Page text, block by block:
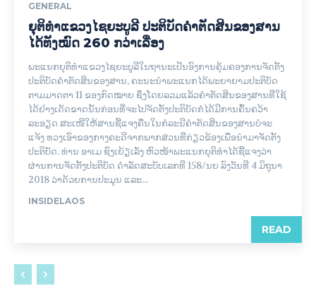
GENERAL
ຍຸຕິທຳແຂວງໄຊຍະບູລີ ປະຕິບັດຄຳຕັດສິນຂອງສານ
ໄດ້ທັງໝົດ 260 ກວ່າເລື່ອງ
ພະແນກຍຸຕິທຳແຂວງໄຊຍະບູລີໃນຖານະເປັນອົງການຄຸ້ມຄອງການຈັດຕັ້ງ
ປະຕິບັດຄຳຕັດສິນຂອງສານ, ຄະນະນຳພະແນກໄດ້ພະຍາຍາມປະຕິບັດ
ຕາມມາດຕາ 11 ຂອງກົດໝາຍ ຊຶ່ງໂດຍລວມແລ້ວຄຳຕັດສິນຂອງສານທີ່ໃຊ້
ໄດ້ຢ່າງເດັດຂາດນັ້ນກ່ອນທີ່ຈະໄປຈັດຕັ້ງປະຕິບັດກໍ່ໄດ້ມີການຄົ້ນຄວ້າ
ລະອຽດ ສະເໜີໃຫ້ສານຊີ້ແຈງຄືນໃນກໍລະນີຄຳຕັດສິນຂອງສານບໍ່ຈະ
ແຈ້ງ ທວງເອົາຂອງກາງຄະດີຈາກພາກສ່ວນທີ່ກ່ຽວຂ້ອງເພື່ອນຳມາຈັດຕັ້ງ
ປະຕິບັດ. ທ່ານ ອາເມ ຊົງເຍ້ຽເລັ່ງ ຫົວໜ້າພະແນກຍຸຕິທຳໄດ້ຊີ້ແຈງວ່າ
ຜ່ານການຈັດຕັ້ງປະຕິບັດ ດຳລັດສະບັບເລກທີ 158/ນຍ ລົງວັນທີ 4 ມິຖຸນາ
2018 ວ່າດ້ວຍການປະມູນ ແລະ...
INSIDELAOS
READ